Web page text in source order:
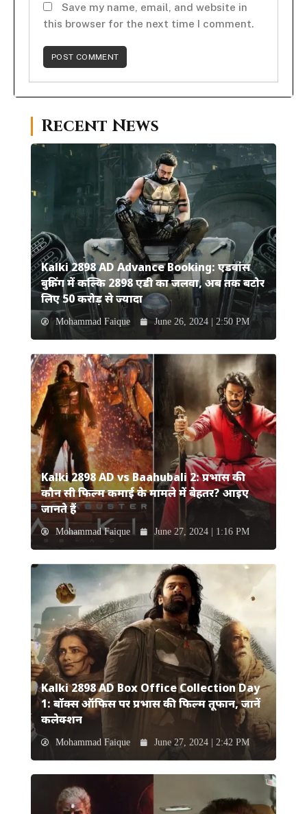
Save my name, email, and website in
this browser for the next time I comment.
Recent News
Kalki 2898 AD Advance Booking: एडवांस
बुकिंग में कल्कि 2898 एडी का जलवा, अब तक बटोर
लिए 50 करोड़ से ज्यादा
Mohammad Faique June 26, 2024 | 2:50 PM
Kalki 2898 AD vs Baahubali 2: प्रभास की
कौन सी फिल्म कमाई के मामले में बेहतर? आइए
जानते हैं
Mohammad Faique June 27, 2024 | 1:16 PM
Kalki 2898 AD Box Office Collection Day
1: बॉक्स ऑफिस पर प्रभास की फिल्म तूफान, जानें
कलेक्शन
Mohammad Faique June 27, 2024 | 2:42 PM